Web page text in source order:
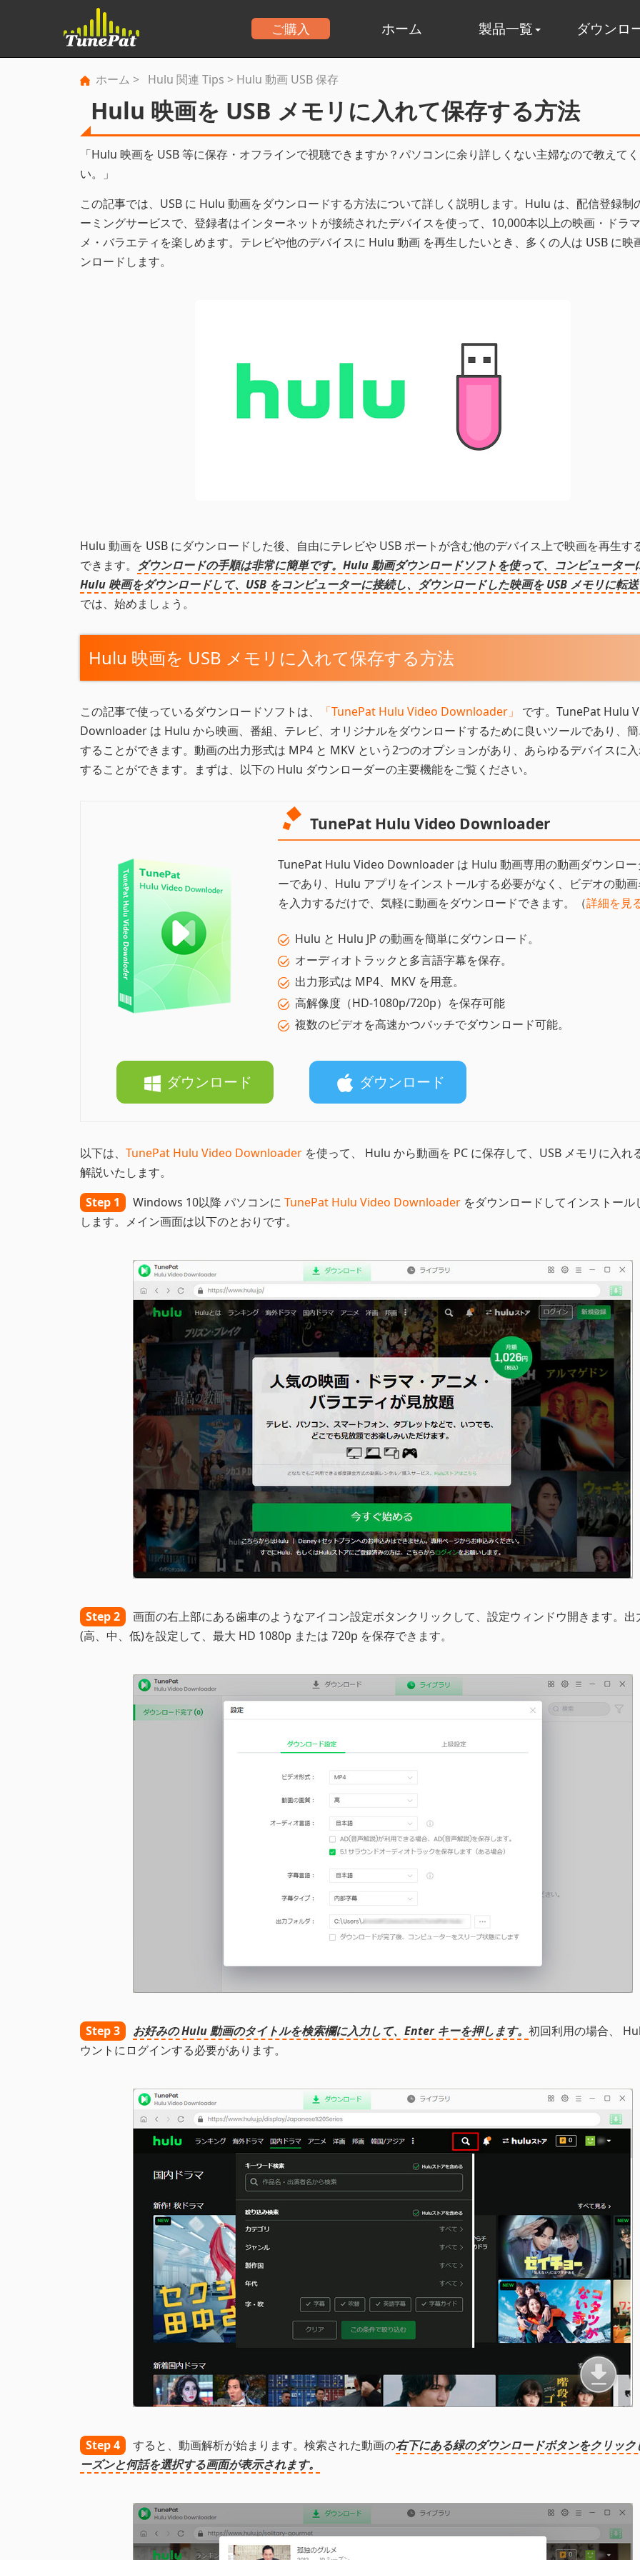
ご購入 ホーム 製品一覧 ダウンロ
ホーム > Hulu 関連 Tips > Hulu 動画 USB 保存
Hulu 映画を USB メモリに入れて保存する方法
「Hulu 映画を USB 等に保存・オフラインで視聴できますか？パソコンに余り詳しくない主婦なので教えて
い。」
この記事では、USB に Hulu 動画をダウンロードする方法について詳しく説明します。Hulu は、配信登録制
ーミングサービスで、登録者はインターネットが接続されたデバイスを使って、10,000本以上の映画・ドラ
メ・バラエティを楽しめます。テレビや他のデバイスに Hulu 動画 を再生したいとき、多くの人は USB に映
ンロードします。
Hulu 動画を USB にダウンロードした後、自由にテレビや USB ポートが含む他のデバイス上で映画を再生す
できます。
ダウンロードの手順は非常に簡単です。Hulu 動画ダウンロードソフトを使って、コンピューター
Hulu 映画をダウンロードして、USB をコンピューターに接続し、ダウンロードした映画を USB メモリに転
では、始めましょう。
Hulu 映画を USB メモリに入れて保存する方法
この記事で使っているダウンロードソフトは、 「TunePat Hulu Video Downloader」
です。TunePat Hulu
Downloader は Hulu から映画、番組、テレビ、オリジナルをダウンロードするために良いツールであり、
することができます。動画の出力形式は MP4 と MKV という2つのオプションがあり、あらゆるデバイスに
することができます。まずは、以下の Hulu ダウンローダーの主要機能をご覧ください。
TunePat Hulu Video Downloader
TunePat Hulu Video Downloader は Hulu 動画専用の動画ダウンロー
ーであり、Hulu アプリをインストールする必要がなく、ビデオの動
を入力するだけで、気軽に動画をダウンロードできます。（詳細を見
Hulu と Hulu JP の動画を簡単にダウンロード。
オーディオトラックと多言語字幕を保存。
出力形式は MP4、MKV を用意。
高解像度（HD-1080p/720p）を保存可能
複数のビデオを高速かつバッチでダウンロード可能。
ダウンロード ダウンロード
以下は、 TunePat Hulu Video Downloader を使って、 Hulu から動画を PC に保存して、USB メモリに入れ
解説いたします。
Step 1
Windows 10以降 パソコンに TunePat Hulu Video Downloader をダウンロードしてインストール
します。メイン画面は以下のとおりです。
Step 2
画面の右上部にある歯車のようなアイコン設定ボタンクリックして、設定ウィンドウ開きます。出
(高、中、低)を設定して、最大 HD 1080p または 720p を保存できます。
Step 3 お好みの Hulu 動画のタイトルを検索欄に入力して、Enter キーを押します。 初回利用の場合、
ウントにログインする必要があります。
Step 4 すると、動画解析が始まります。検索された動画の右下にある緑のダウンロードボタンをクリック
ーズンと何話を選択する画面が表示されます。